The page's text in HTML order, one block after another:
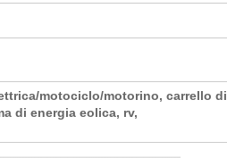
motociclo/motorino, carrello di
di energia eolica, rv,